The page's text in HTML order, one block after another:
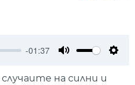
-01:37
на силни и